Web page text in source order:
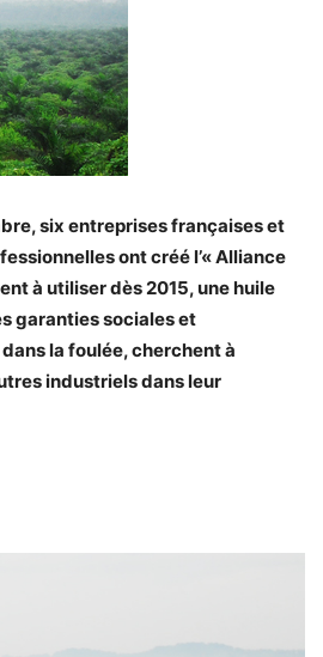
six entreprises françaises et
ont créé l’« Alliance
à utiliser dès 2015, une huile
garanties sociales et
la foulée, cherchent à
industriels dans leur